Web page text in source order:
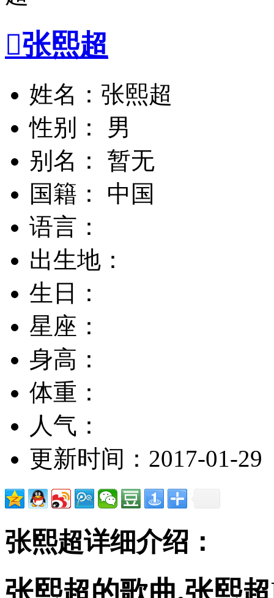
张熙超
姓名：张熙超
性别： 男
别名： 暂无
国籍： 中国
语言：
出生地：
生日：
星座：
身高：
体重：
人气：
更新时间：2017-01-29
张熙超详细介绍：